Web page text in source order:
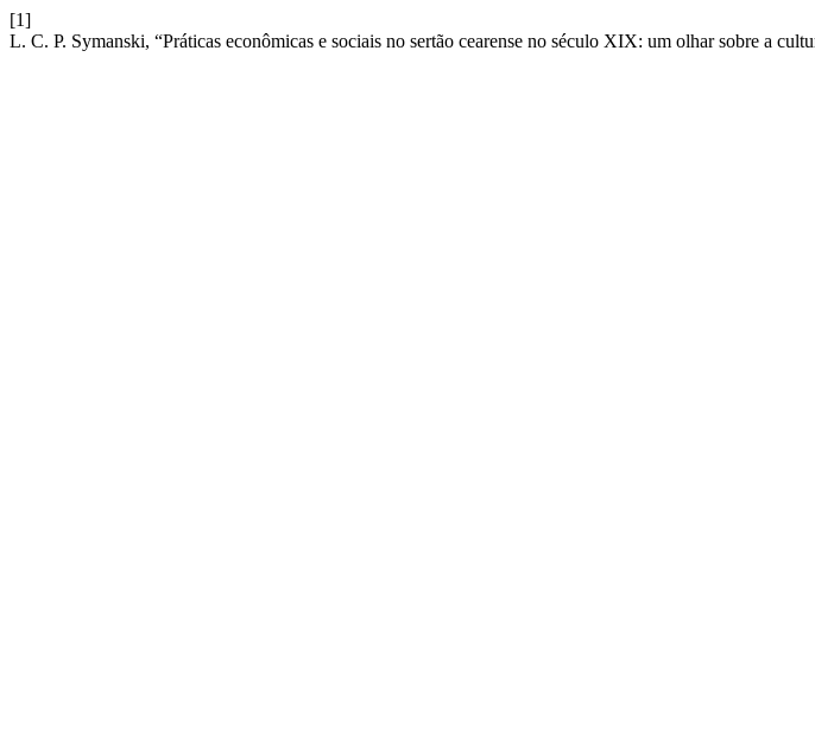
[1]
L. C. P. Symanski, “Práticas econômicas e sociais no sertão cearense no século XIX: um olhar sobre a